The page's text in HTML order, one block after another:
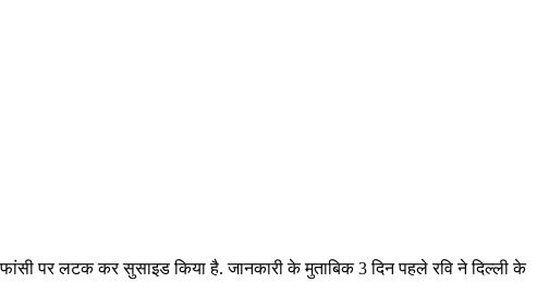
पर लटक कर सुसाइड किया है. जानकारी के मुताबिक 3 दिन पहले रवि ने दिल्ली के